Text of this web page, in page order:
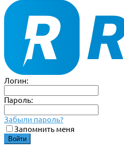
Логин:
Пароль:
Забыли пароль?
Запомнить меня